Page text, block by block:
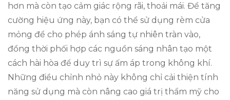
hơn mà còn tạo cảm giác rộng rãi, thoải mái. Để tăng
cường hiệu ứng này, bạn có thể sử dụng rèm cửa
mỏng để cho phép ánh sáng tự nhiên tràn vào,
đồng thời phối hợp các nguồn sáng nhân tạo một
cách hài hòa để duy trì sự ấm áp trong không khí.
Những điều chỉnh nhỏ này không chỉ cải thiện tính
năng sử dụng mà còn nâng cao giá trị thẩm mỹ cho